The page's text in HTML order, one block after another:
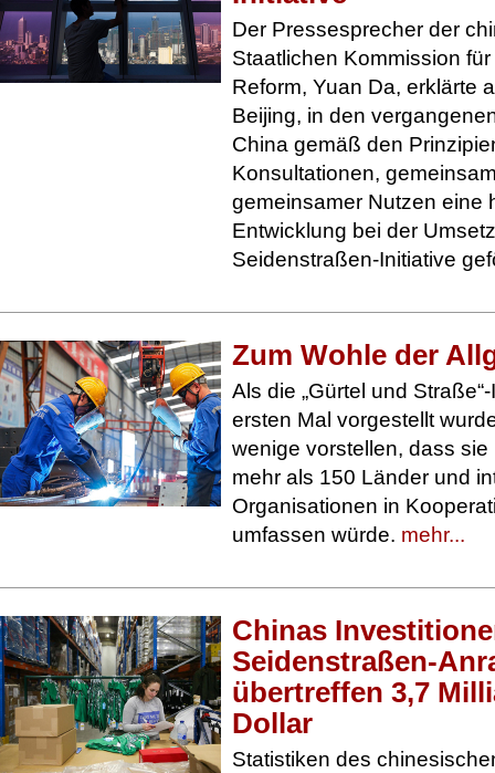
Der Pressesprecher der
Staatlichen Kommission
Reform, Yuan Da, erklärte
Beijing, in den
China gemäß den
Konsultationen,
gemeinsamer Nutzen eine
Entwicklung bei der
Seidenstraßen-Initiative
Zum Wohle der
Als die „Gürtel und
ersten Mal vorgestellt
wenige vorstellen, dass
mehr als 150 Länder und
Organisationen in
umfassen würde. mehr...
Chinas
Seidenstraßen-
übertreffen 3,7
Dollar
Statistiken des